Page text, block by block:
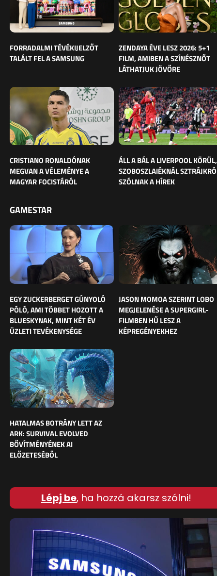
FORRADALMI TÉVÉKIJELZŐT
TALÁLT FEL A SAMSUNG
ZENDAYA ÉVE LESZ 2026: 5+1
FILM, AMIBEN A SZÍNÉSZNŐT
LÁTHATJUK JÖVŐRE
CRISTIANO RONALDÓNAK
MEGVAN A VÉLEMÉNYE A
MAGYAR FOCISTÁRÓL
ÁLL A BÁL A LIVERPOOL KÖRÜL,
SZOBOSZLAIÉKNÁL
SZÓLNAK A HÍREK
GAMESTAR
EGY ZUCKERBERGET GÚNYOLÓ
PÓLÓ, AMI TÖBBET HOZOTT A
BLUESKYNAK, MINT KÉT ÉV
ÜZLETI TEVÉKENYSÉGE
JASON MOMOA SZERINT LOBO
MEGJELENÉSE A SUPERGIRL-
FILMBEN HŰ LESZ A
KÉPREGÉNYEKHEZ
HATALMAS BOTRÁNY LETT AZ
ARK: SURVIVAL EVOLVED
BŐVÍTMÉNYÉNEK AI
ELŐZETESÉBŐL
Lépj be, ha hozzá akarsz szólni!